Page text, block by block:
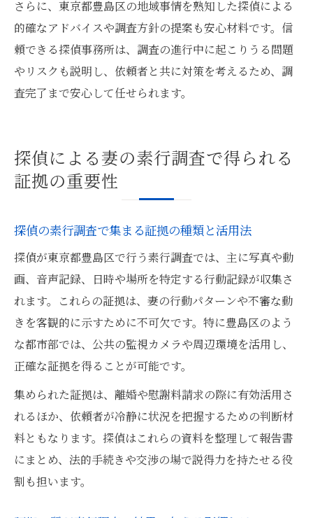
さらに、東京都豊島区の地域事情を熟知した探偵による
的確なアドバイスや調査方針の提案も安心材料です。信
頼できる探偵事務所は、調査の進行中に起こりうる問題
やリスクも説明し、依頼者と共に対策を考えるため、調
査完了まで安心して任せられます。
探偵による妻の素行調査で得られる
証拠の重要性
探偵の素行調査で集まる証拠の種類と活用法
探偵が東京都豊島区で行う素行調査では、主に写真や動
画、音声記録、日時や場所を特定する行動記録が収集さ
れます。これらの証拠は、妻の行動パターンや不審な動
きを客観的に示すために不可欠です。特に豊島区のよう
な都市部では、公共の監視カメラや周辺環境を活用し、
正確な証拠を得ることが可能です。
集められた証拠は、離婚や慰謝料請求の際に有効活用さ
れるほか、依頼者が冷静に状況を把握するための判断材
料ともなります。探偵はこれらの資料を整理して報告書
にまとめ、法的手続きや交渉の場で説得力を持たせる役
割も担います。